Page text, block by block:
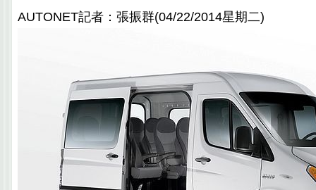
AUTONET記者：張振群(04/22/2014星期二)